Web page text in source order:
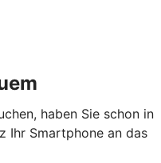
haben Sie schon in
Ihr Smartphone an das